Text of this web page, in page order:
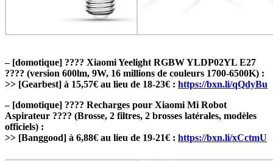
– [domotique] ???? Xiaomi Yeelight RGBW YLDP02YL E27
???? (version 600lm, 9W, 16 millions de couleurs 1700-6500K) :
>> [Gearbest] à 15,57€ au lieu de 18-23€ : https://bxn.li/qQdyBu
– [domotique] ???? Recharges pour Xiaomi Mi Robot
Aspirateur ???? (Brosse, 2 filtres, 2 brosses latérales, modèles
officiels) :
>> [Banggood] à 6,88€ au lieu de 19-21€ : https://bxn.li/xCctmU